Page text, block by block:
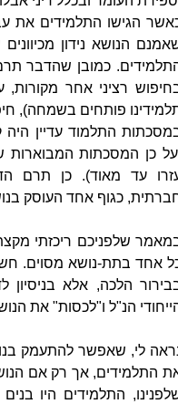
הגישו התלמידים את
הנושא נידון
כמובן שהדבר
רציני אחר מקורות,
פותחים בשמחה),
התלמוד עדיין
כן המסכתות המבוארות
עד מאוד). כן תרם
כגוף אחד העוסק
שלפניכם ריכזתי
אחד בתת-נושא מסוים.
הלכה, אלא בניסיון
הנ"ל ו"לכסות" את
לי, שאפשר להתעמק
התלמידים, אך רק אם
התלמידים היו